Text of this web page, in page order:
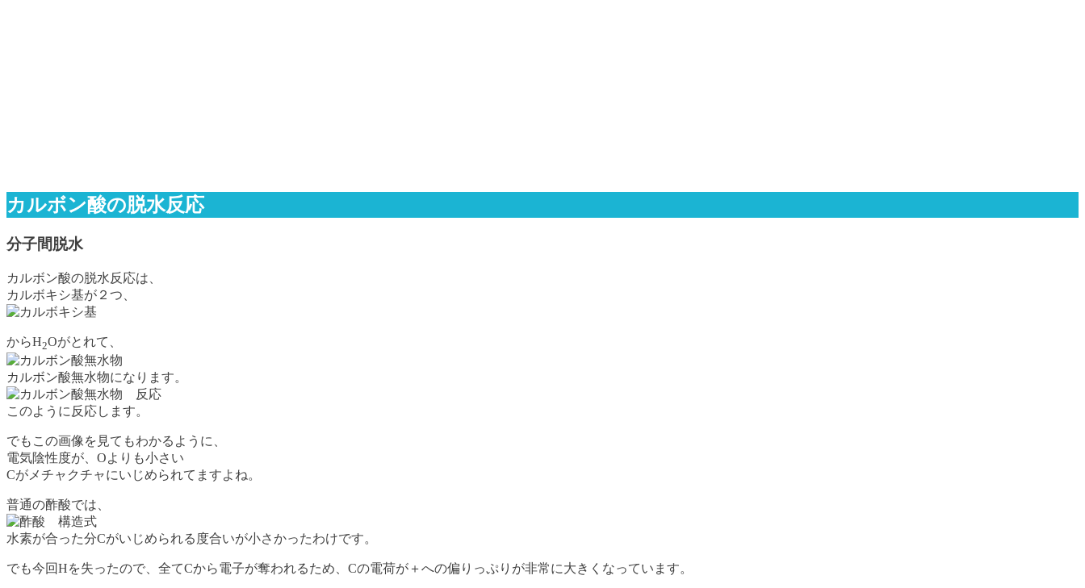
カルボン酸の脱水反応
分子間脱水
カルボン酸の脱水反応は、
カルボキシ基が２つ、
からH2Oがとれて、
カルボン酸無水物になります。
このように反応します。
でもこの画像を見てもわかるように、
電気陰性度が、Oよりも小さい
Cがメチャクチャにいじめられてますよね。
普通の酢酸では、
水素が合った分Cがいじめられる度合いが小さかったわけです。
でも今回Hを失ったので、全てCから電子が奪われるため、Cの電荷が＋への偏りっぷりが非常に大きくなっています。